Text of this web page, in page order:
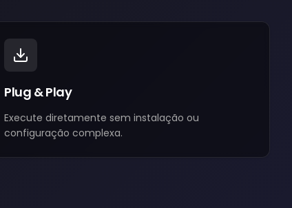
Plug & Play
Execute diretamente sem instalação ou
configuração complexa.